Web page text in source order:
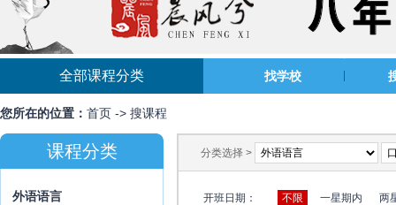
全部课程分类 找学校
您所在的位置： 首页 -> 搜课程
课程分类
外语语言
分类选择 >
开班日期： 不限 一星期内 两